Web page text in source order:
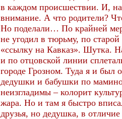
в каждом происшествии. И,
внимание. А что родители?
Но поделали… По крайней
не угодил в тюрьму, по
«ссылку на Кавказ». Шутка.
и по отцовской линии
городе Грозном. Туда я и был
дедушки и бабушки по
неизгладимы – колорит
жара. Но и там я быстро
друзья, но дедушка, в